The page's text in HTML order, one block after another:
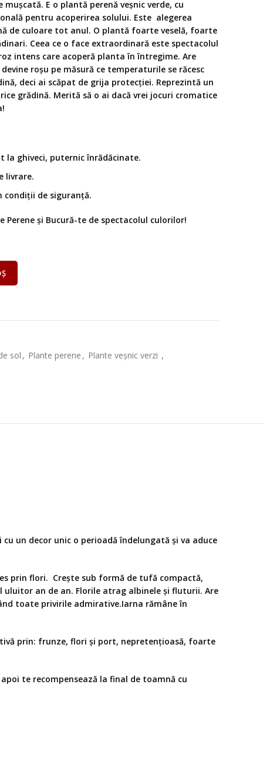
E o plantă perenă veșnic verde, cu
pentru acoperirea solului. Este alegerea
de culoare tot anul. O plantă foarte veselă, foarte
Ceea ce o face extraordinară este spectacolul
intens care acoperă planta în întregime. Are
roșu pe măsură ce temperaturile se răcesc
deci ai scăpat de grija protecției. Rерrеzіntă un
grădіnă. Merită să o ai dacă vrei jocuri cromatice
la ghiveci, puternic înrădăcinate.
livrare.
condiții de siguranță.
Perene și Bucură-te de spectacolul culorilor!
sol , Plante perene , Plante veșnic verzi ,
un decor unic o perioadă îndelungată și va aduce
prin flori. Crește sub formă de tufă compactă,
an de an. Florile atrag albinele și fluturii. Are
toate privirile admirative.Iarna rămâne în
prin: frunze, flori și port, nepretențioasă, foarte
te recompensează la final de toamnă cu